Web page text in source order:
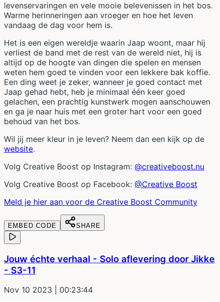
levenservaringen en vele mooie belevenissen in het bos.
Warme herinneringen aan vroeger en hoe het leven
vandaag de dag voor hem is.
Het is een eigen wereldje waarin Jaap woont, maar hij
verliest de band met de rest van de wereld niet, hij is
altijd op de hoogte van dingen die spelen en mensen
weten hem goed te vinden voor een lekkere bak koffie.
Een ding weet je zeker, wanneer je goed contact met
Jaap gehad hebt, heb je minimaal één keer goed
gelachen, een prachtig kunstwerk mogen aanschouwen
en ga je naar huis met een groter hart voor een goed
behoud van het bos.
Wil jij meer kleur in je leven? Neem dan een kijk op de
website.
Volg Creative Boost op Instagram: @creativeboost.nu
Volg Creative Boost op Facebook: @Creative Boost
Meld je hier aan voor de Creative Boost Community
EMBED CODE SHARE
Jouw échte verhaal - Solo aflevering door Jikke
- S3-11
Nov 10 2023 | 00:23:44